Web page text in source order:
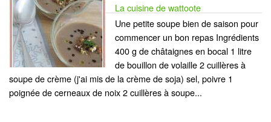
La cuisine de wattoote
Une petite soupe bien de saison pour
commencer un bon repas Ingrédients
400 g de châtaignes en bocal 1 litre
de bouillon de volaille 2 cuillères à
soupe de crème (j'ai mis de la crème de soja) sel, poivre 1
poignée de cerneaux de noix 2 cuillères à soupe...